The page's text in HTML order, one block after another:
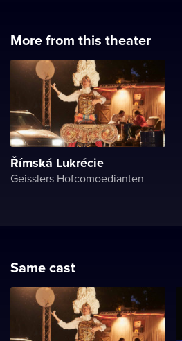
More from this theater
Římská Lukrécie
Geisslers Hofcomoedianten
Same cast